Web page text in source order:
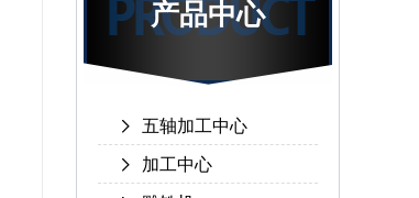
产品中心
五轴加工中心
加工中心